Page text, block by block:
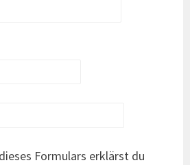
Formulars erklärst du